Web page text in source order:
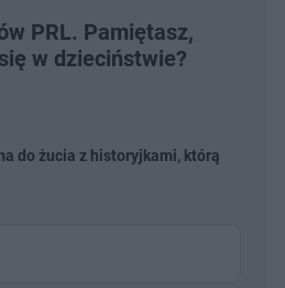
PRL. Pamiętasz,
w dzieciństwie?
do żucia z historyjkami, którą